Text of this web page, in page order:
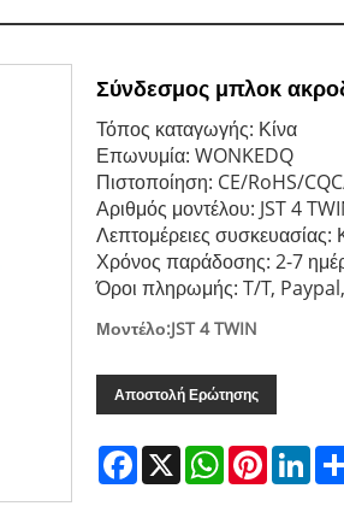
Σύνδεσμος μπλοκ
Τόπος καταγωγής: Κίνα
Επωνυμία: WONKEDQ
Πιστοποίηση: CE/RoHS/
Αριθμός μοντέλου: JST 4
Λεπτομέρειες συσκευασίας:
Χρόνος παράδοσης: 2-7
Όροι πληρωμής: T/T,
Μοντέλο:JST 4 TWIN
Αποστολή Ερώτησης
Facebook
X WhatsApp
Pinterest